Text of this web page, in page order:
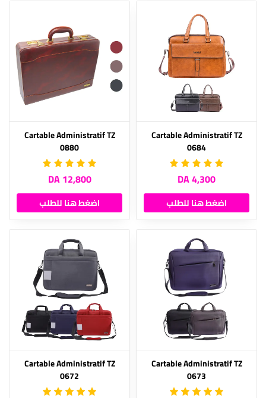
Cartable Administratif TZ
0684
4,300 DA
اضغط هنا للطلب
Cartable Administratif TZ
0880
12,800 DA
اضغط هنا للطلب
Cartable Administratif TZ
0673
Cartable Administratif TZ
0672